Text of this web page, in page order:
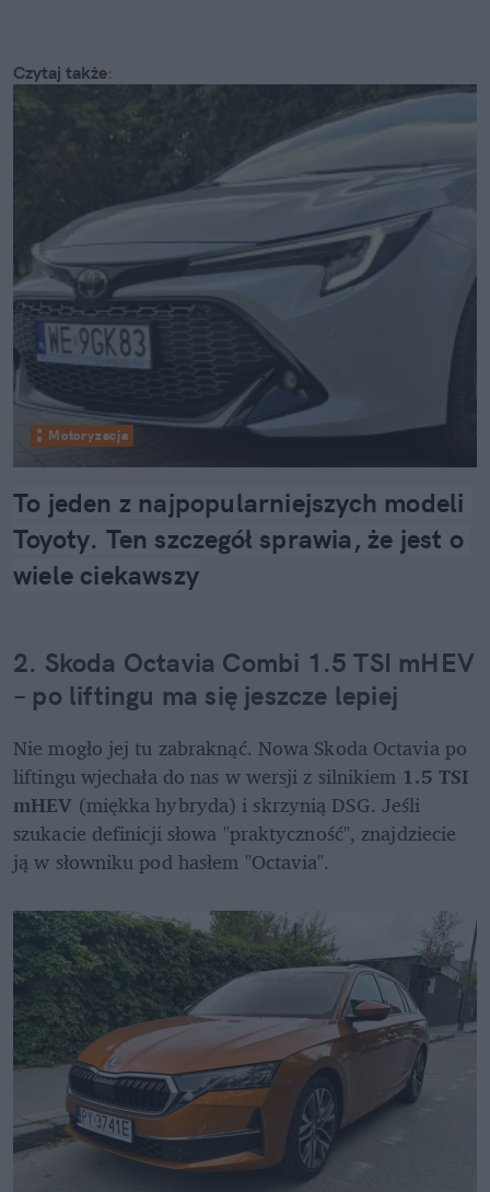
Czytaj także:
Motoryzacja
To jeden z najpopularniejszych modeli
Toyoty. Ten szczegół sprawia, że jest o
wiele ciekawszy
2. Skoda Octavia Combi 1.5 TSI mHEV
– po liftingu ma się jeszcze lepiej
Nie mogło jej tu zabraknąć. Nowa Skoda Octavia po
liftingu wjechała do nas w wersji z silnikiem 1.5 TSI
mHEV (miękka hybryda) i skrzynią DSG. Jeśli
szukacie definicji słowa "praktyczność", znajdziecie
ją w słowniku pod hasłem "Octavia".